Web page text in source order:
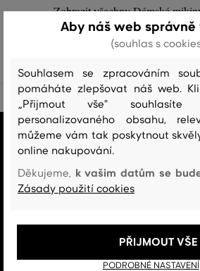
Zobrazit všechny Dámské
DÁMSKÉ MIKINY A
VŠE SKLADEM
Všechno zboží v e-shopu je skladem.
ZÁRUKA ORIGINALITY
Doprava nad 1 999 Kč je vždy zdarma, za
Aby náš web
(souhlas s
Souhlasem se zpracováním
pomáháte zlepšovat náš web.
„Přijmout vše" souhlasíte
personalizovaného obsahu,
můžeme vám tak poskytnout
online nakupování.
Děkujeme, k vašim datům se
Zásady použití cookies
PODROBNÉ NASTAVENÍ
PŘIJMOUT VŠE